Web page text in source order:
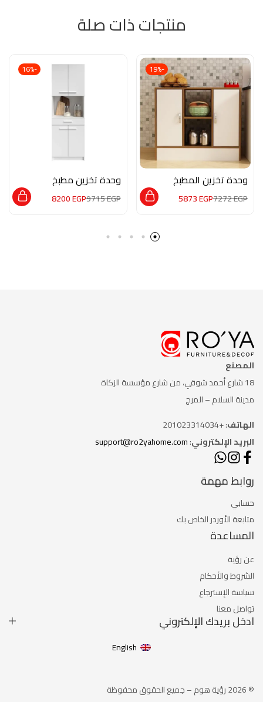
منتجات ذات صلة
-19%
وحدة تخزين المطبخ
مودرن M010467272EGP
5873EGP
-16%
وحدة تخزين مطبخ
M02343
9715EGP
8200EGP
المصنع
18 شارع أحمد شوقي، من شارع
مؤسسة الزكاة
مدينة السلام – المرج
الهاتف: +201023314034
البريد الإلكتروني:
support@ro2yahome.com
روابط مهمة
حسابي
متابعة الأوردر الخاص بك
المساعدة
عن رؤية
الشروط والأحكام
سياسة الإسترجاع
تواصل معنا
ادخل بريدك الإلكتروني
English
© 2026 رؤية هوم – جميع الحقوق محفوظة